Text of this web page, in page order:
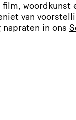
woordkunst
van
napraten in ons